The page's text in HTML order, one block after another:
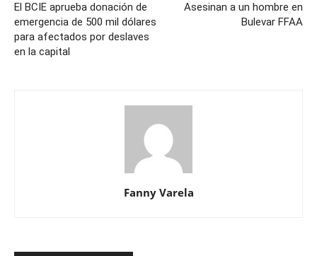
El BCIE aprueba donación de
emergencia de 500 mil dólares
para afectados por deslaves
en la capital
Asesinan a un hombre en
Bulevar FFAA
Fanny Varela